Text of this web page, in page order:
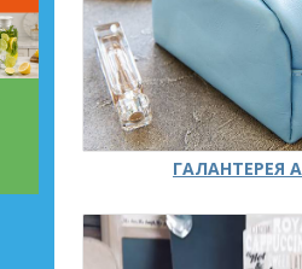
ГАЛАНТЕРЕЯ